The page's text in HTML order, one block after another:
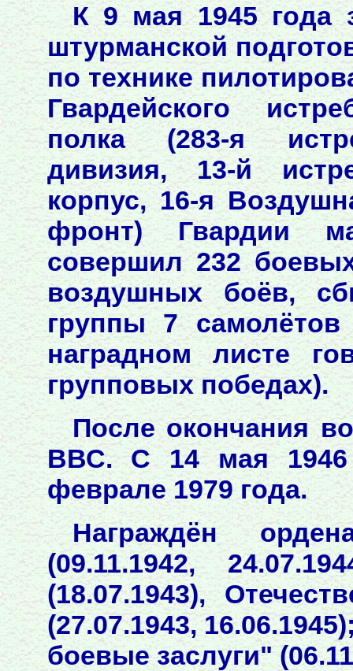
К 9 мая 1945 года
штурманской
по технике
Гвардейского
полка (283-я
дивизия, 13-й
корпус, 16-я
фронт) Гвардии
совершил 232
воздушных боёв,
группы 7
наградном листе
групповых победах).
После окончания
ВВС. С 14 мая
феврале 1979 года.
Награждён
(09.11.1942,
(18.07.1943),
(27.07.1943,
боевые заслуги"